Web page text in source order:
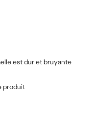
est dur et bruyante
produit